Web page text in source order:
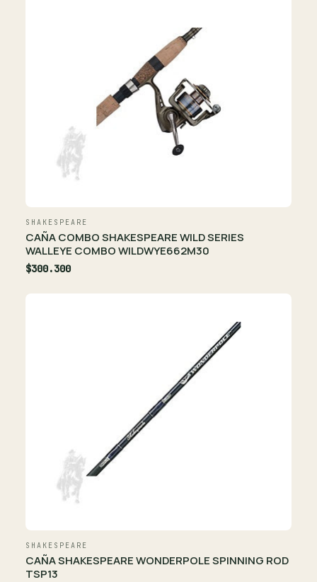
SHAKESPEARE
CAÑA COMBO SHAKESPEARE WILD SERIES
WALLEYE COMBO WILDWYE662M30
$300.300
SHAKESPEARE
CAÑA SHAKESPEARE WONDERPOLE SPINNING ROD
TSP13